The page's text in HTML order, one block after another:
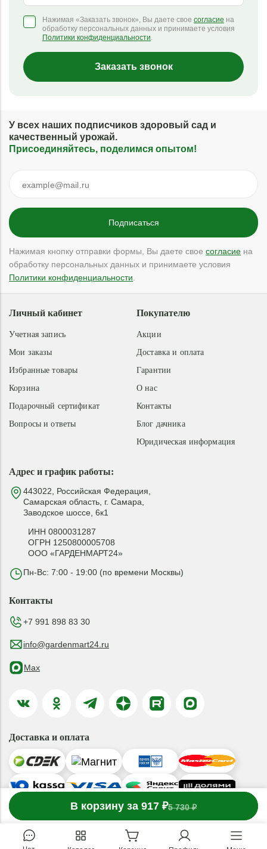
В корзину за 917 ₽5 730 ₽
1 товар в корзине
Нажимая «Заказать звонок», Вы даете свое согласие на
обработку персональных данных и принимаете условия
Политики конфиденциальности.
Заказать звонок
У всех наших подписчиков здоровый сад и
качественный урожай.
Присоединяйтесь, поделимся опытом!
Нажимая кнопку отправки формы, Вы даете свое согласие на
обработку персональных данных и принимаете условия
Политики конфиденциальности
Адрес и график работы:
443022, Российская Федерация,
Самарская область, г. Самара,
Заводское шоссе, 6к1
ИНН 0800031287
ОГРН 1250800005708
ООО «ГАРДЕНМАРТ24»
Пн-Вс: 7:00 - 19:00 (по времени Москвы)
Покупателю
Акции
Доставка и оплата
Гарантии
О нас
Контакты
Блог дачника
Юридическая информация
Личный кабинет
Учетная запись
Мои заказы
Избранные товары
Корзина
Подарочный сертификат
Вопросы и ответы
Контакты
+7 991 898 83 30
info@gardenmart24.ru
Max
Доставка и оплата
© 2019-2026 ООО «ГАРДЕНМАРТ24»